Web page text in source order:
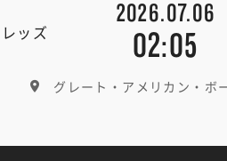
ッズ
2026.07.06
02:05
グレート・アメリカン・ボ